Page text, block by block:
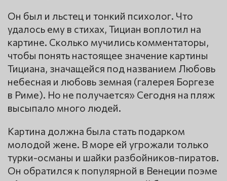
Он был и льстец и тонкий психолог. Что
удалось ему в стихах, Тициан воплотил на
картине. Сколько мучились комментаторы,
чтобы понять настоящее значение картины
Тициана, значащейся под названием Любовь
небесная и любовь земная (галерея Боргезе
в Риме). Но не получается» Сегодня на пляж
высыпало много людей.
Картина должна была стать подарком
молодой жене. В море ей угрожали только
турки-османы и шайки разбойников-пиратов.
Он обратился к популярной в Венеции поэме